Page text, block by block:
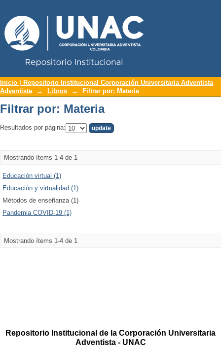
Filtrar por: Materia
Inicio | Repositorio Institucional Corporación Universitaria Adventista
Adventista
→ Libros → Filtrar por: Materia
Filtrar por: Materia
Resultados por página:
Mostrando ítems 1-4 de 1
Educación virtual (1)
Educación y virtualidad (1)
Métodos de enseñanza (1)
Pandemia COVID-19 (1)
Mostrando ítems 1-4 de 1
Repositorio Institucional de la Corporación Universitaria
Adventista - UNAC